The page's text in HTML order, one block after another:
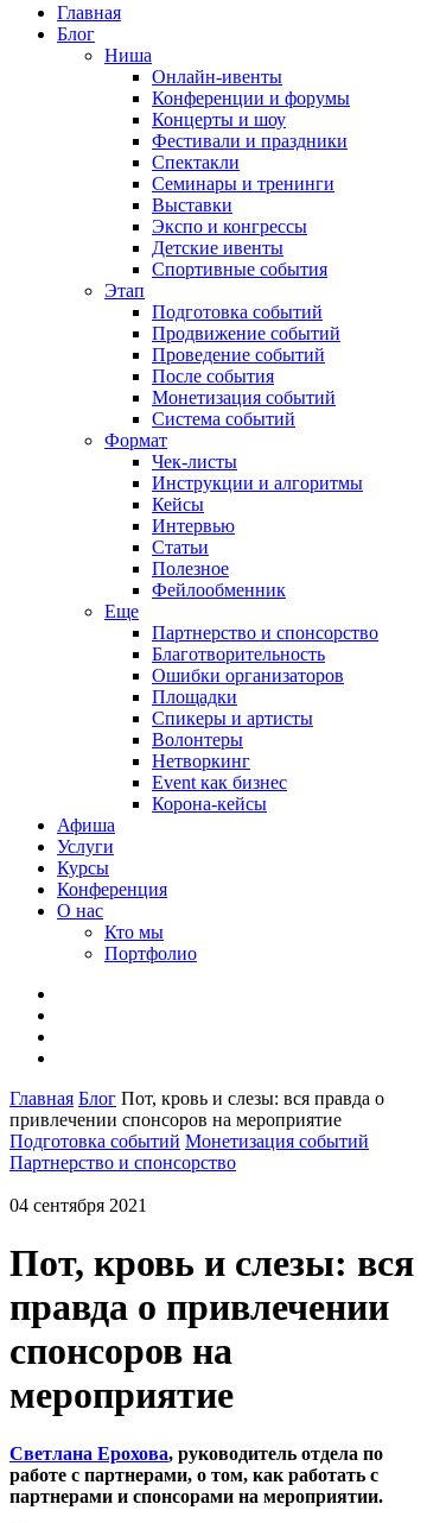
Главная
Блог
Ниша
Онлайн-ивенты
Конференции и форумы
Концерты и шоу
Фестивали и праздники
Спектакли
Семинары и тренинги
Выставки
Экспо и конгрессы
Детские ивенты
Спортивные события
Этап
Подготовка событий
Продвижение событий
Проведение событий
После события
Монетизация событий
Система событий
Формат
Чек-листы
Инструкции и алгоритмы
Кейсы
Интервью
Статьи
Полезное
Фейлообменник
Еще
Партнерство и спонсорство
Благотворительность
Ошибки организаторов
Площадки
Спикеры и артисты
Волонтеры
Нетворкинг
Event как бизнес
Корона-кейсы
Афиша
Услуги
Курсы
Конференция
О нас
Кто мы
Портфолио
Главная Блог Пот, кровь и слезы: вся правда о
привлечении спонсоров на мероприятие
Подготовка событий Монетизация событий
Партнерство и спонсорство
04 сентября 2021
Пот, кровь и слезы: вся
правда о привлечении
спонсоров на
мероприятие
Светлана Ерохова, руководитель отдела по
работе с партнерами, о том, как работать с
партнерами и спонсорами на мероприятии.